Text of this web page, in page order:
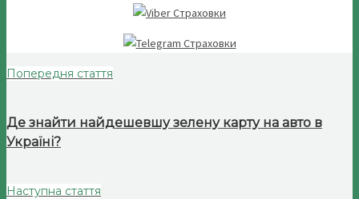
Попередня стаття
Де знайти найдешевшу зелену карту на авто в
Україні?
Наступна стаття